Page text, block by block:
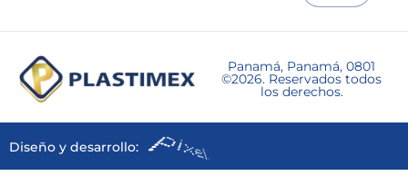
Panamá, Panamá, 0801
©2026. Reservados todos
los derechos.
Diseño y desarrollo: